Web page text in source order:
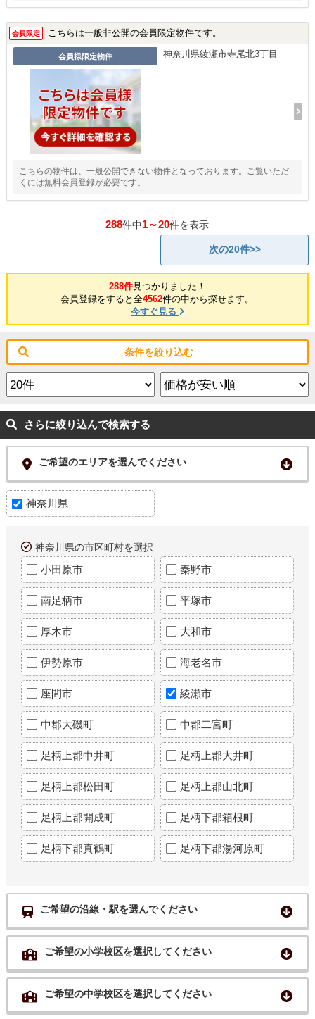
会員限定 こちらは一般非公開の会員限定物件です。
会員様限定物件 神奈川県綾瀬市寺尾北3丁目
こちらの物件は、一般公開できない物件となっております。ご覧いただ
くには無料会員登録が必要です。
288件中1～20件を表示
次の20件>>
288件見つかりました！
会員登録をすると全4562件の中から探せます。
今すぐ見る
条件を絞り込む
さらに絞り込んで検索する
ご希望のエリアを選んでください
神奈川県
神奈川県の市区町村を選択
小田原市 秦野市
南足柄市 平塚市
厚木市 大和市
伊勢原市 海老名市
座間市 綾瀬市
中郡大磯町 中郡二宮町
足柄上郡中井町 足柄上郡大井町
足柄上郡松田町 足柄上郡山北町
足柄上郡開成町 足柄下郡箱根町
足柄下郡真鶴町 足柄下郡湯河原町
ご希望の沿線・駅を選んでください
ご希望の小学校区を選択してください
ご希望の中学校区を選択してください